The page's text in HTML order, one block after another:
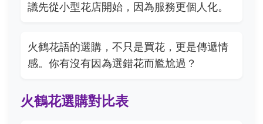
議先從小型花店開始，因為服務更個人化。
火鶴花語的選購，不只是買花，更是傳遞情
感。你有沒有因為選錯花而尷尬過？
火鶴花選購對比表